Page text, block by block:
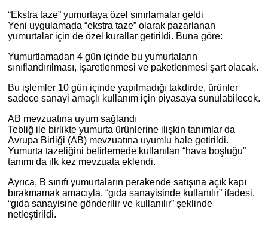
“Ekstra taze” yumurtaya özel sınırlamalar geldi
Yeni uygulamada “ekstra taze” olarak pazarlanan
yumurtalar için de özel kurallar getirildi. Buna göre:
Yumurtlamadan 4 gün içinde bu yumurtaların
sınıflandırılması, işaretlenmesi ve paketlenmesi şart olacak.
Bu işlemler 10 gün içinde yapılmadığı takdirde, ürünler
sadece sanayi amaçlı kullanım için piyasaya sunulabilecek.
AB mevzuatına uyum sağlandı
Tebliğ ile birlikte yumurta ürünlerine ilişkin tanımlar da
Avrupa Birliği (AB) mevzuatına uyumlu hale getirildi.
Yumurta tazeliğini belirlemede kullanılan “hava boşluğu”
tanımı da ilk kez mevzuata eklendi.
Ayrıca, B sınıfı yumurtaların perakende satışına açık kapı
bırakmamak amacıyla, “gıda sanayisinde kullanılır” ifadesi,
“gıda sanayisine gönderilir ve kullanılır” şeklinde
netleştirildi.